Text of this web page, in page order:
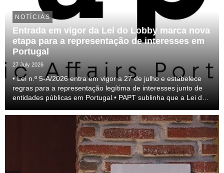
NOTÍCIAS
Entrada em vigor da Lei do Lobby marca nova
etapa para a representação de interesses em
Portugal
27 July 2026
• Lei n.º 5-A/2026 entra em vigor a 27 de julho e estabelece
regras para a representação legítima de interesses junto de
entidades públicas em Portugal.• PAPT sublinha que a Lei do
do setor e para a transparên...